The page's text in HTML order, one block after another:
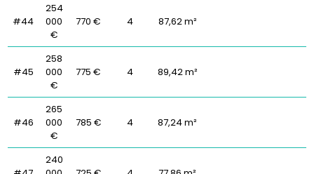
#44
254
000
€
770 € 4 87,62 m²
#45
258
000
€
775 € 4 89,42 m²
#46
265
000
€
785 € 4 87,24 m²
240